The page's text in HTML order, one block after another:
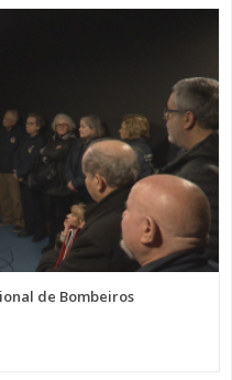
de Bombeiros